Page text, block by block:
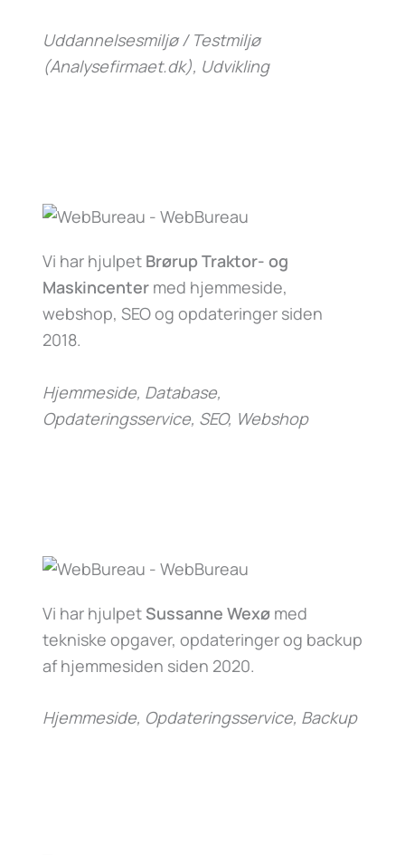
Uddannelsesmiljø / Testmiljø
(Analysefirmaet.dk), Udvikling
Vi har hjulpet Brørup Traktor- og
Maskincenter med hjemmeside,
webshop, SEO og opdateringer siden
2018.
Hjemmeside, Database,
Opdateringsservice, SEO, Webshop
Vi har hjulpet Sussanne Wexø med
tekniske opgaver, opdateringer og backup
af hjemmesiden siden 2020.
Hjemmeside, Opdateringsservice, Backup